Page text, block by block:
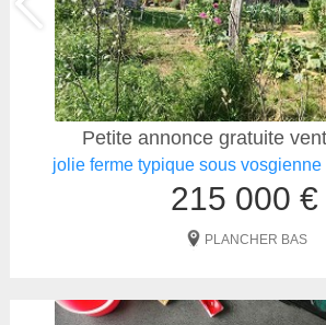
Petite annonce gratuite
jolie ferme typique sous vosgienne
215 000 €
PLANCHER BAS